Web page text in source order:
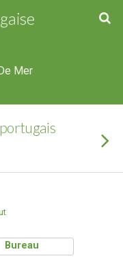
Mer
Bureau